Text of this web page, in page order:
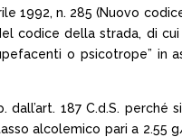
1992, n. 285 (Nuovo
codice della strada, di
o psicotrope” in
187 C.d.S. perché
alcolemico pari a 2.55